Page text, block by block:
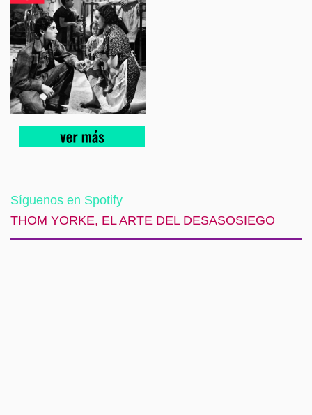
Síguenos en Spotify
THOM YORKE, EL ARTE DEL DESASOSIEGO